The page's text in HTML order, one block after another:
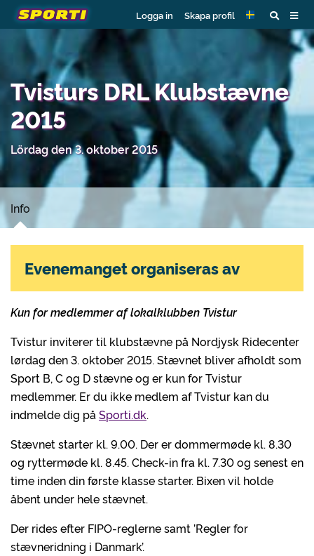
Logga in Skapa profil
Tvisturs DRL Klubstævne
2015
Lördag den 3. oktober 2015
Info
Kun for medlemmer af lokalklubben Tvistur
Tvistur inviterer til klubstævne på Nordjysk Ridecenter
lørdag den 3. oktober 2015. Stævnet bliver afholdt som
Sport B, C og D stævne og er kun for Tvistur
medlemmer. Er du ikke medlem af Tvistur kan du
indmelde dig på Sporti.dk.
Stævnet starter kl. 9.00. Der er dommermøde kl. 8.30
og ryttermøde kl. 8.45. Check-in fra kl. 7.30 og senest en
time inden din første klasse starter. Bixen vil holde
åbent under hele stævnet.
Der rides efter FIPO-reglerne samt ’Regler for
stævneridning i Danmark’.
Evenemanget organiseras av